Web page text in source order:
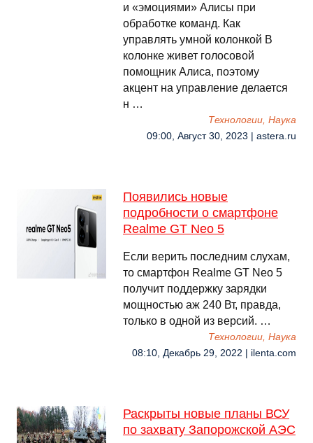
и «эмоциями» Алисы при
обработке команд. Как
управлять умной колонкой В
колонке живет голосовой
помощник Алиса, поэтому
акцент на управление делается
н …
Технологии, Наука
09:00, Август 30, 2023 | astera.ru
Появились новые
подробности о смартфоне
Realme GT Neo 5
Если верить последним слухам,
то смартфон Realme GT Neo 5
получит поддержку зарядки
мощностью аж 240 Вт, правда,
только в одной из версий. …
Технологии, Наука
08:10, Декабрь 29, 2022 | ilenta.com
Раскрыты новые планы ВСУ
по захвату Запорожской АЭС